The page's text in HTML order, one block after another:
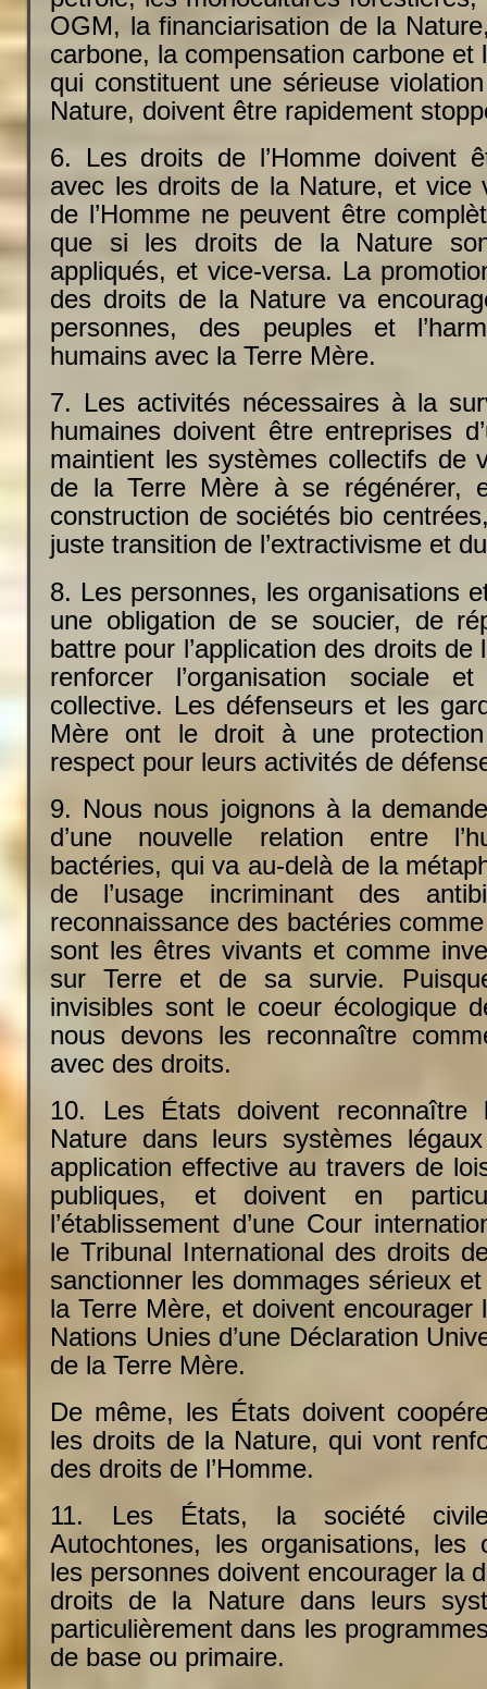
OGM, la financiarisation de la
carbone, la compensation carbone et
qui constituent une sérieuse
Nature, doivent être rapidement
6. Les droits de l’Homme doivent
avec les droits de la Nature, et vice
de l’Homme ne peuvent être
que si les droits de la Nature
appliqués, et vice-versa. La
des droits de la Nature va
personnes, des peuples et
humains avec la Terre Mère.
7. Les activités nécessaires à la
humaines doivent être entreprises
maintient les systèmes collectifs de
de la Terre Mère à se régénérer,
construction de sociétés bio
juste transition de l’extractivisme et
8. Les personnes, les organisations
une obligation de se soucier, de
battre pour l’application des droits de
renforcer l’organisation sociale
collective. Les défenseurs et les
Mère ont le droit à une
respect pour leurs activités de
9. Nous nous joignons à la
d’une nouvelle relation entre
bactéries, qui va au-delà de la
de l’usage incriminant des
reconnaissance des bactéries
sont les êtres vivants et comme
sur Terre et de sa survie.
invisibles sont le coeur écologique
nous devons les reconnaître
avec des droits.
10. Les États doivent
Nature dans leurs systèmes
application effective au travers de
publiques, et doivent en
l’établissement d’une Cour
le Tribunal International des droits
sanctionner les dommages sérieux
la Terre Mère, et doivent encourager
Nations Unies d’une Déclaration
de la Terre Mère.
De même, les États doivent
les droits de la Nature, qui vont
des droits de l’Homme.
11. Les États, la société
Autochtones, les organisations, les
les personnes doivent encourager la
droits de la Nature dans leurs
particulièrement dans les
de base ou primaire.